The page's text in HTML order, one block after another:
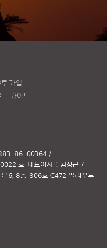
가입
드 가이드
383-86-00364 /
호 대표이사 : 김정근 /
16, 8층 806호 C472 얼라우투